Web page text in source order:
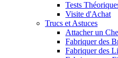
Tests
Visite d'Achat
Trucs et Astuces
Attacher un
Fabriquer des
Fabriquer des